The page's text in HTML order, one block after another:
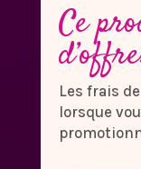
Ce
Les frais
lorsque